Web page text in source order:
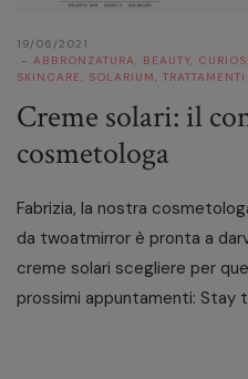
19/06/2021
ABBRONZATURA, BEAUTY,
SKINCARE, SOLARIUM,
Creme solari: il
cosmetologa
Fabrizia, la nostra
da twoatmirror è pronta a
creme solari scegliere per
prossimi appuntamenti: Stay